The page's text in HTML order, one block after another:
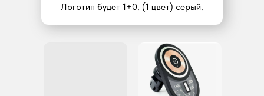
Логотип будет 1+0. (1 цвет) серый.